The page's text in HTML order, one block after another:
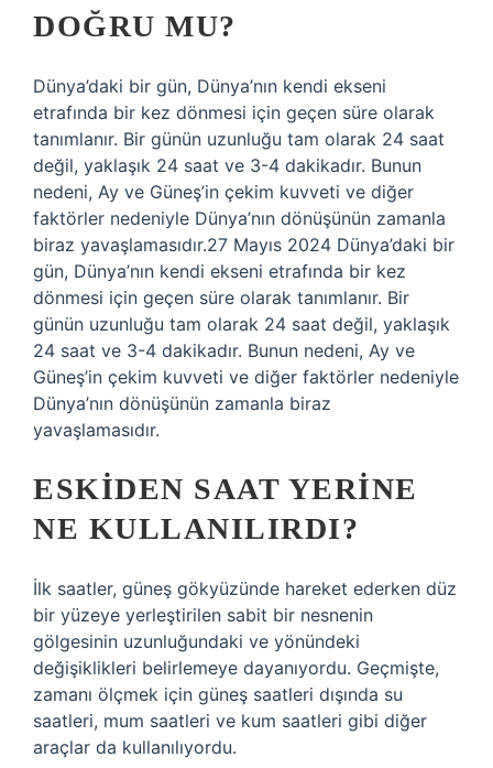
DOĞRU MU?
Dünya’daki bir gün, Dünya’nın kendi ekseni
etrafında bir kez dönmesi için geçen süre olarak
tanımlanır. Bir günün uzunluğu tam olarak 24 saat
değil, yaklaşık 24 saat ve 3-4 dakikadır. Bunun
nedeni, Ay ve Güneş’in çekim kuvveti ve diğer
faktörler nedeniyle Dünya’nın dönüşünün zamanla
biraz yavaşlamasıdır.27 Mayıs 2024 Dünya’daki bir
gün, Dünya’nın kendi ekseni etrafında bir kez
dönmesi için geçen süre olarak tanımlanır. Bir
günün uzunluğu tam olarak 24 saat değil, yaklaşık
24 saat ve 3-4 dakikadır. Bunun nedeni, Ay ve
Güneş’in çekim kuvveti ve diğer faktörler nedeniyle
Dünya’nın dönüşünün zamanla biraz
yavaşlamasıdır.
ESKIDEN SAAT YERINE
NE KULLANILIRDI?
İlk saatler, güneş gökyüzünde hareket ederken düz
bir yüzeye yerleştirilen sabit bir nesnenin
gölgesinin uzunluğundaki ve yönündeki
değişiklikleri belirlemeye dayanıyordu. Geçmişte,
zamanı ölçmek için güneş saatleri dışında su
saatleri, mum saatleri ve kum saatleri gibi diğer
araçlar da kullanılıyordu.